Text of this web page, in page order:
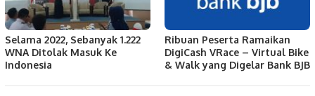
Selama 2022, Sebanyak 1.222
WNA Ditolak Masuk Ke
Indonesia
Ribuan Peserta Ramaikan
DigiCash VRace – Virtual Bike
& Walk yang Digelar Bank BJB